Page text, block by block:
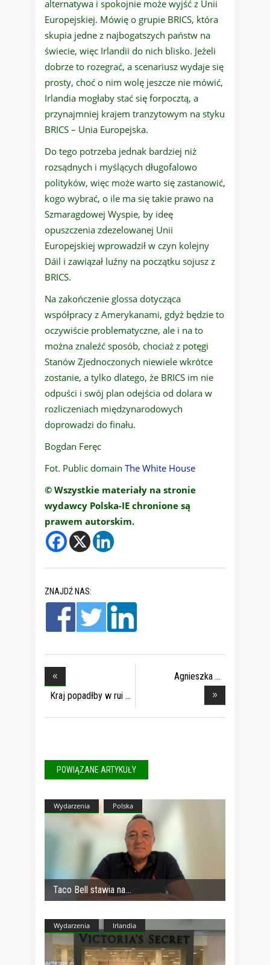
alternatywa i spokojnie może wyjść z Unii
Europejskiej. Mówię o grupie BRICS, która
skupia jedne z najbogatszych państw na
świecie, więc Irlandii do nich blisko. Jeżeli
dobrze to rozegrać, a scenariusz wydaje się
prosty, choć o nim wolę jeszcze nie mówić,
Irlandia mogłaby stać się forpocztą, a
przynajmniej krajem tranzytowym na styku
BRICS – Unia Europejska.
Do tego potrzeba jednak bardziej niż
rozsądnych i myślących długofalowo
polityków, więc może warto się zastanowić,
kogo wybrać, o ile ma się takie prawo na
Szmaragdowej Wyspie, by ideę
opuszczenia zdezelowanej Unii
Europejskiej wprowadził w czyn kolejny
Dáil i zawiązał luźny na początku sojusz z
BRICS.
Na zakończenie glossa dotycząca
współpracy z Amerykanami, gdyż będzie to
oczywiście problematyczne, ale i na to
można znaleźć sposób, chociaż z potęgi
Stanów Zjednoczonych niewiele wkrótce
zostanie, a tylko dlatego, że BRICS im nie
odpuści i swój plan odejścia od dolara w
rozliczeniach międzynarodowych
doprowadzi do finału.
Bogdan Feręc
Fot. Public domain The White House
© Wszystkie materiały na stronie
wydawcy Polska-IE chronione są
prawem autorskim.
ZNAJDŹ NAS:
Kraj popadłby w rui
Agnieszka
POWIĄZANE ARTYKUŁY
Wydarzenia Polska
Taco Bell stawia na
Wydarzenia Irlandia